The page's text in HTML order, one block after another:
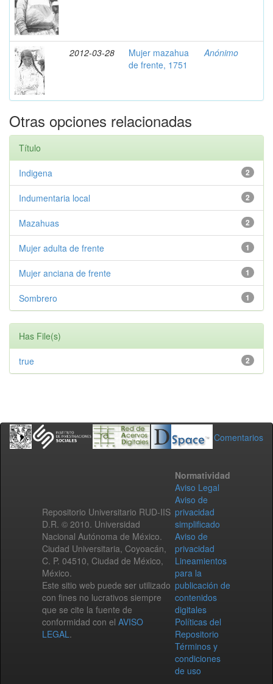
2012-03-28
Mujer mazahua
de frente, 1751
Anónimo
Otras opciones relacionadas
Título
2
Indigena
2
Indumentaria local
2
Mazahuas
1
Mujer adulta de frente
1
Mujer anciana de frente
1
Sombrero
Has File(s)
2
true
Comentarios
Repositorio Universitario RUD-IIS
D.R. © 2010. Universidad
Nacional Autónoma de México.
Ciudad Universitaria, Coyoacán,
C. P. 04510, Ciudad de México,
México.
Este sitio web puede ser utilizado
con fines no lucrativos siempre
que se cite la fuente de
conformidad con el AVISO
LEGAL.
Normatividad
Aviso Legal
Aviso de
privacidad
simplificado
Aviso de
privacidad
Lineamientos
para la
publicación de
contenidos
digitales
Políticas del
Repositorio
Términos y
condiciones
de uso